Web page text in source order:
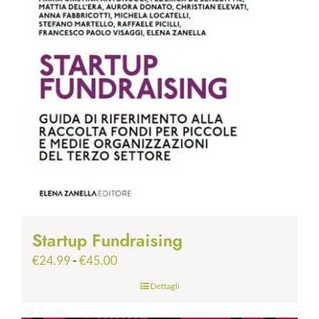
Startup Fundraising
€24.99-€45.00Fascia
Dettagli